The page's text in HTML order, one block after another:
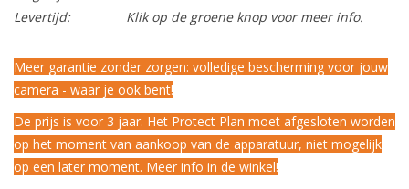
Levertijd:
Klik op de groene knop voor meer info.
Meer garantie zonder zorgen: volledige bescherming voor jouw
camera - waar je ook bent!
De prijs is voor 3 jaar. Het Protect Plan moet afgesloten worden
op het moment van aankoop van de apparatuur, niet mogelijk
op een later moment. Meer info in de winkel!